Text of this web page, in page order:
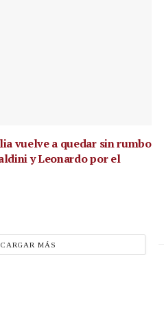
vuelve a quedar sin rumbo
y Leonardo por el
CARGAR MÁS